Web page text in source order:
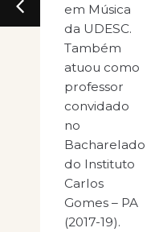
em Música
da UDESC.
Também
atuou como
professor
convidado
Bacharelado
do Instituto
Gomes – PA
(2017-19).